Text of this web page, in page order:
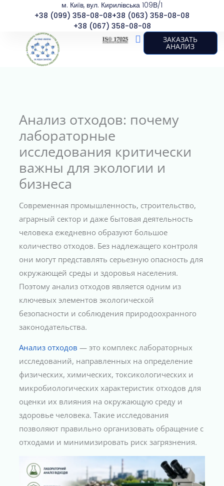
содержимому
м. Київ, вул. Кирилівська 109В/1
+38 (099) 358-08-08+38 (063) 358-08-08
+38 (067) 358-08-08
ЗАКАЗАТЬ
АНАЛИЗ
Анализ отходов: почему
лабораторные
исследования критически
важны для экологии и
бизнеса
Современная промышленность, строительство,
аграрный сектор и даже бытовая деятельность
человека ежедневно образуют большое
количество отходов. Без надлежащего контроля
они могут представлять серьезную опасность для
окружающей среды и здоровья населения.
Поэтому анализ отходов является одним из
ключевых элементов экологической
безопасности и соблюдения природоохранного
законодательства.
Анализ отходов — это комплекс лабораторных
исследований, направленных на определение
физических, химических, токсикологических и
микробиологических характеристик отходов для
оценки их влияния на окружающую среду и
здоровье человека. Такие исследования
позволяют правильно организовать обращение с
отходами и минимизировать риск загрязнения.